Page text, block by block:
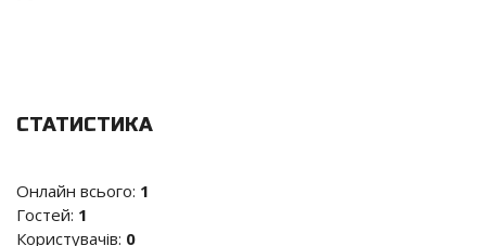
СТАТИСТИКА
Онлайн всього: 1
Гостей: 1
Користувачів: 0